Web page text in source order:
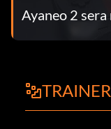
Ayaneo 2